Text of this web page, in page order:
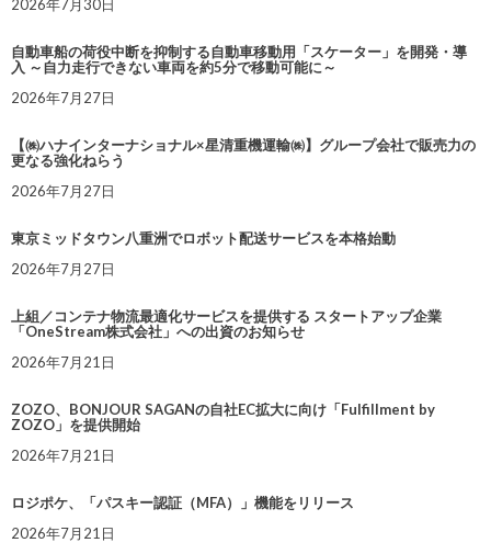
2026年7月30日
自動車船の荷役中断を抑制する自動車移動用「スケーター」を開発・導
入 ～自力走行できない車両を約5分で移動可能に～
2026年7月27日
【㈱ハナインターナショナル×星清重機運輸㈱】グループ会社で販売力の
更なる強化ねらう
2026年7月27日
東京ミッドタウン八重洲でロボット配送サービスを本格始動
2026年7月27日
上組／コンテナ物流最適化サービスを提供する スタートアップ企業
「OneStream株式会社」への出資のお知らせ
2026年7月21日
ZOZO、BONJOUR SAGANの自社EC拡大に向け「Fulfillment by
ZOZO」を提供開始
2026年7月21日
ロジポケ、「パスキー認証（MFA）」機能をリリース
2026年7月21日